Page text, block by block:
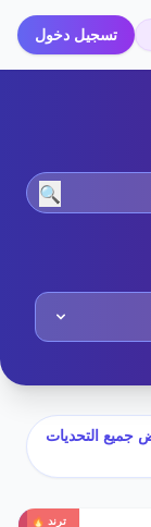
تسجيل دخول
🔍
جميع التحديات
ترند 🔥